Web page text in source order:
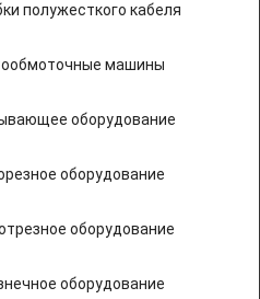
полужесткого кабеля
машины
оборудование
оборудование
оборудование
оборудование